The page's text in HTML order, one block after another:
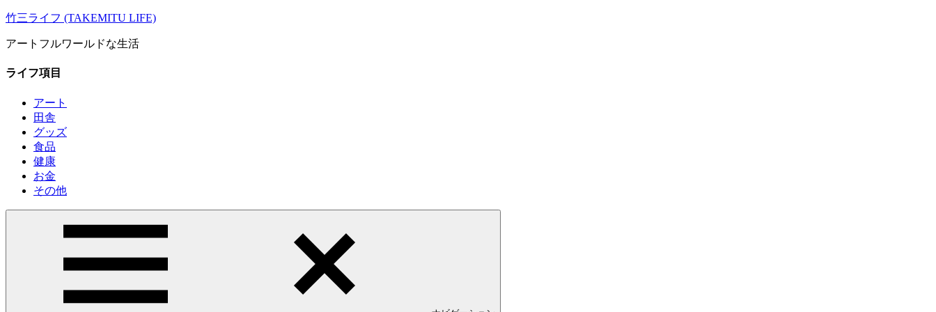
コ
テ
ツ
竹三ライフ (TAKEMITU LIFE)
アートフルワールドな生活
ライフ項目
アート
田舎
グッズ
食品
健康
お金
その他